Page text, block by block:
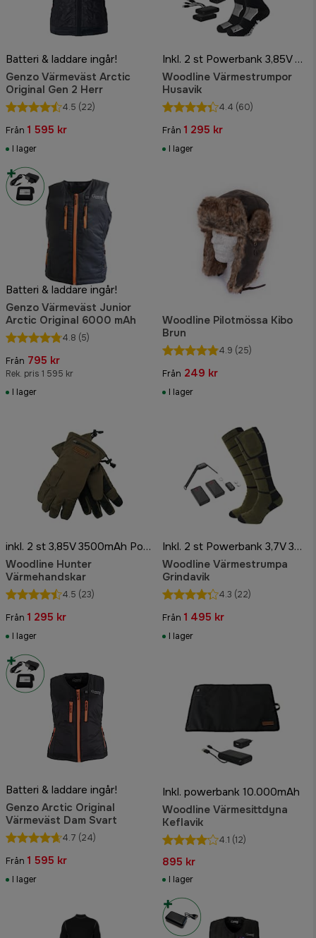
Batteri & laddare ingår!
Genzo Värmeväst Arctic
Original Gen 2 Herr
4.5 (22)
Från 1 595 kr
I lager
Inkl. 2 st Powerbank 3,85V 3500mAh
Woodline Värmestrumpor
Husavik
4.4 (60)
Från 1 295 kr
I lager
Batteri & laddare ingår!
Genzo Värmeväst Junior
Arctic Original 6000 mAh
4.8 (5)
Från 795 kr
Rek. pris 1 595 kr
I lager
Woodline Pilotmössa Kibo
Brun
4.9 (25)
Från 249 kr
I lager
inkl. 2 st 3,85V 3500mAh Powerbank
Woodline Hunter
Värmehandskar
4.5 (23)
Från 1 295 kr
I lager
Inkl. 2 st Powerbank 3,7V 3500mAh
Woodline Värmestrumpa
Grindavik
4.3 (22)
Från 1 495 kr
I lager
Batteri & laddare ingår!
Genzo Arctic Original
Värmeväst Dam Svart
4.7 (24)
Från 1 595 kr
I lager
Inkl. powerbank 10.000mAh
Woodline Värmesittdyna
Keflavik
4.1 (12)
895 kr
I lager